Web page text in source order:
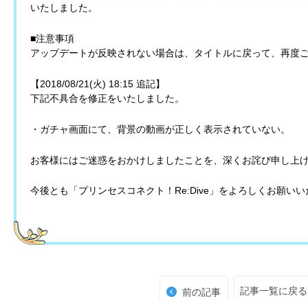
いたしました。
■注意事項
アップデートが反映されない場合は、タイトルに戻って、再度
【2018/08/21(火) 18:15 追記】
下記不具合を修正をいたしました。
・ガチャ画面にて、背景の動画が正しく表示されていない。
お客様にはご迷惑をおかけしましたことを、深くお詫び申し上
今後とも「プリンセスコネクト！Re:Dive」をよろしくお願いい
前の記事 記事一覧に戻る